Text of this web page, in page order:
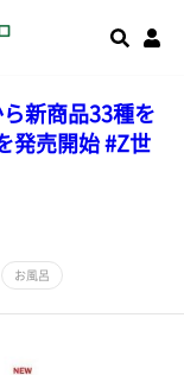
新商品33種を
発売開始 #Z世
お風呂